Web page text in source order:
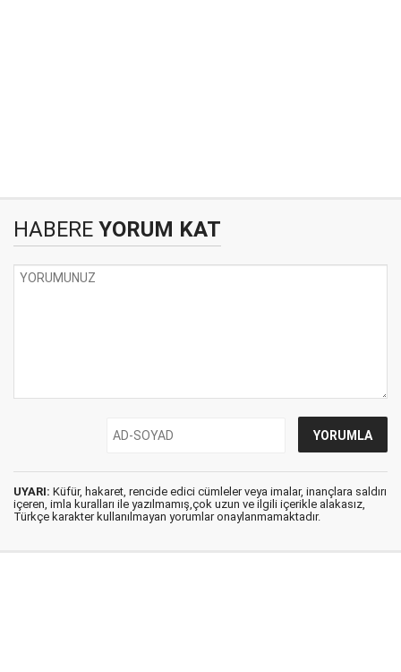
HABERE YORUM KAT
UYARI: Küfür, hakaret, rencide edici cümleler veya imalar, inançlara saldırı
içeren, imla kuralları ile yazılmamış,çok uzun ve ilgili içerikle alakasız,
Türkçe karakter kullanılmayan yorumlar onaylanmamaktadır.